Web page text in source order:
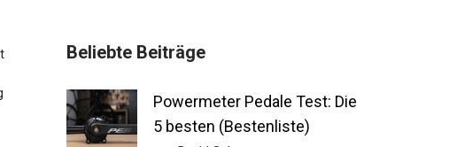
Beliebte Beiträge
Powermeter Pedale Test: Die
5 besten (Bestenliste)